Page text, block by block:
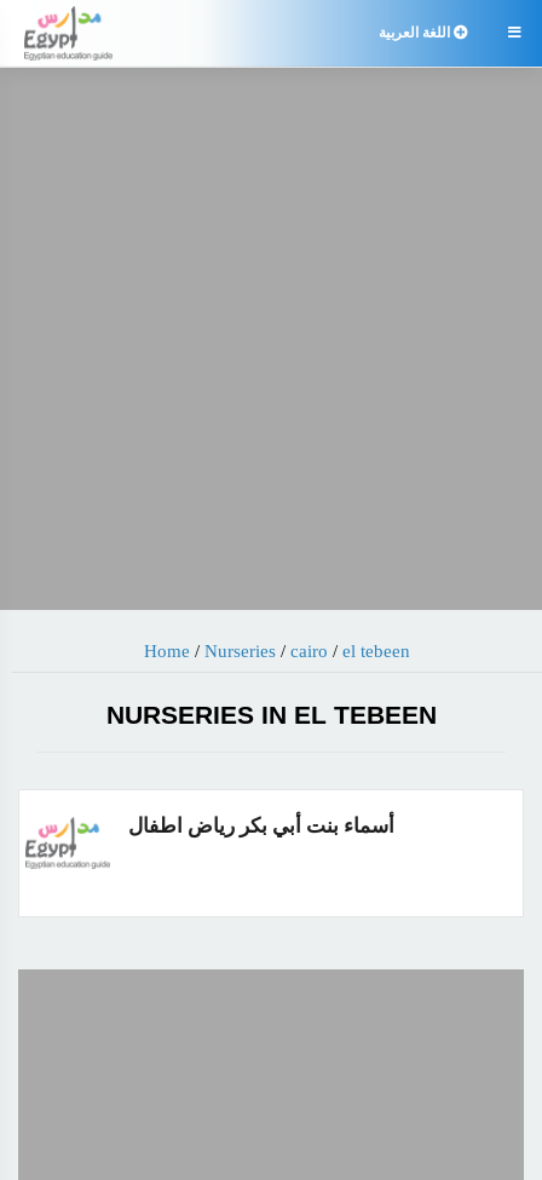
 اللغة العربية
Home / Nurseries / cairo / el tebeen
NURSERIES IN EL TEBEEN
أسماء بنت أبي بكر رياض اطفال